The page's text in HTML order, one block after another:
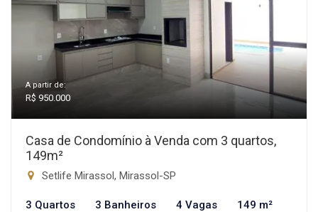
A partir de:
R$ 950.000
Casa de Condomínio à Venda com 3 quartos,
149m²
Setlife Mirassol, Mirassol-SP
3 Quartos 3 Banheiros 4 Vagas 149 m²